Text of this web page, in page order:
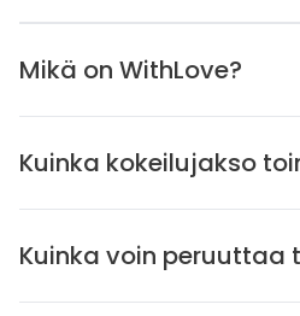
Mikä on WithLove?
Kuinka kokeilujakso
Kuinka voin peruuttaa